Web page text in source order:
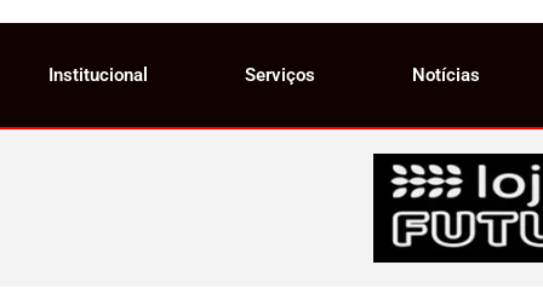
Institucional Serviços Notícias